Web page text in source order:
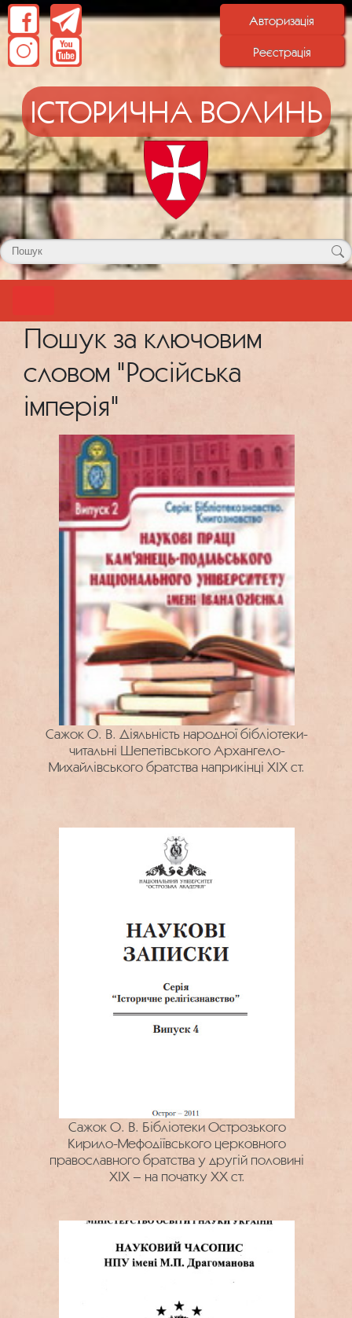
Авторизація
Реєстрація
ІСТОРИЧНА ВОЛИНЬ
Пошук за ключовим
словом "Російська
імперія"
Сажок О. В. Діяльність народної бібліотеки-
читальні Шепетівського Архангело-
Михайлівського братства наприкінці ХІХ ст.
Сажок О. В. Бібліотеки Острозького
Кирило-Мефодіївського церковного
православного братства у другій половині
ХІХ – на початку ХХ ст.